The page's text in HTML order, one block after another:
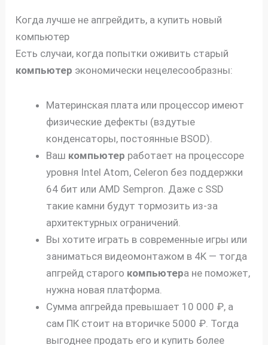
Когда лучше не апгрейдить, а купить новый
компьютер
Есть случаи, когда попытки оживить старый
компьютер экономически нецелесообразны:
Материнская плата или процессор имеют
физические дефекты (вздутые
конденсаторы, постоянные BSOD).
Ваш компьютер работает на процессоре
уровня Intel Atom, Celeron без поддержки
64 бит или AMD Sempron. Даже с SSD
такие камни будут тормозить из-за
архитектурных ограничений.
Вы хотите играть в современные игры или
заниматься видеомонтажом в 4K — тогда
апгрейд старого компьютера не поможет,
нужна новая платформа.
Сумма апгрейда превышает 10 000 ₽, а
сам ПК стоит на вторичке 5000 ₽. Тогда
выгоднее продать его и купить более